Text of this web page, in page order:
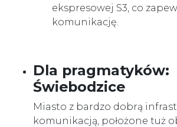
ekspresowej S3, co
komunikację.
Dla pragmatyków:
Świebodzice
Miasto z bardzo dobrą
komunikacją, położone tuż